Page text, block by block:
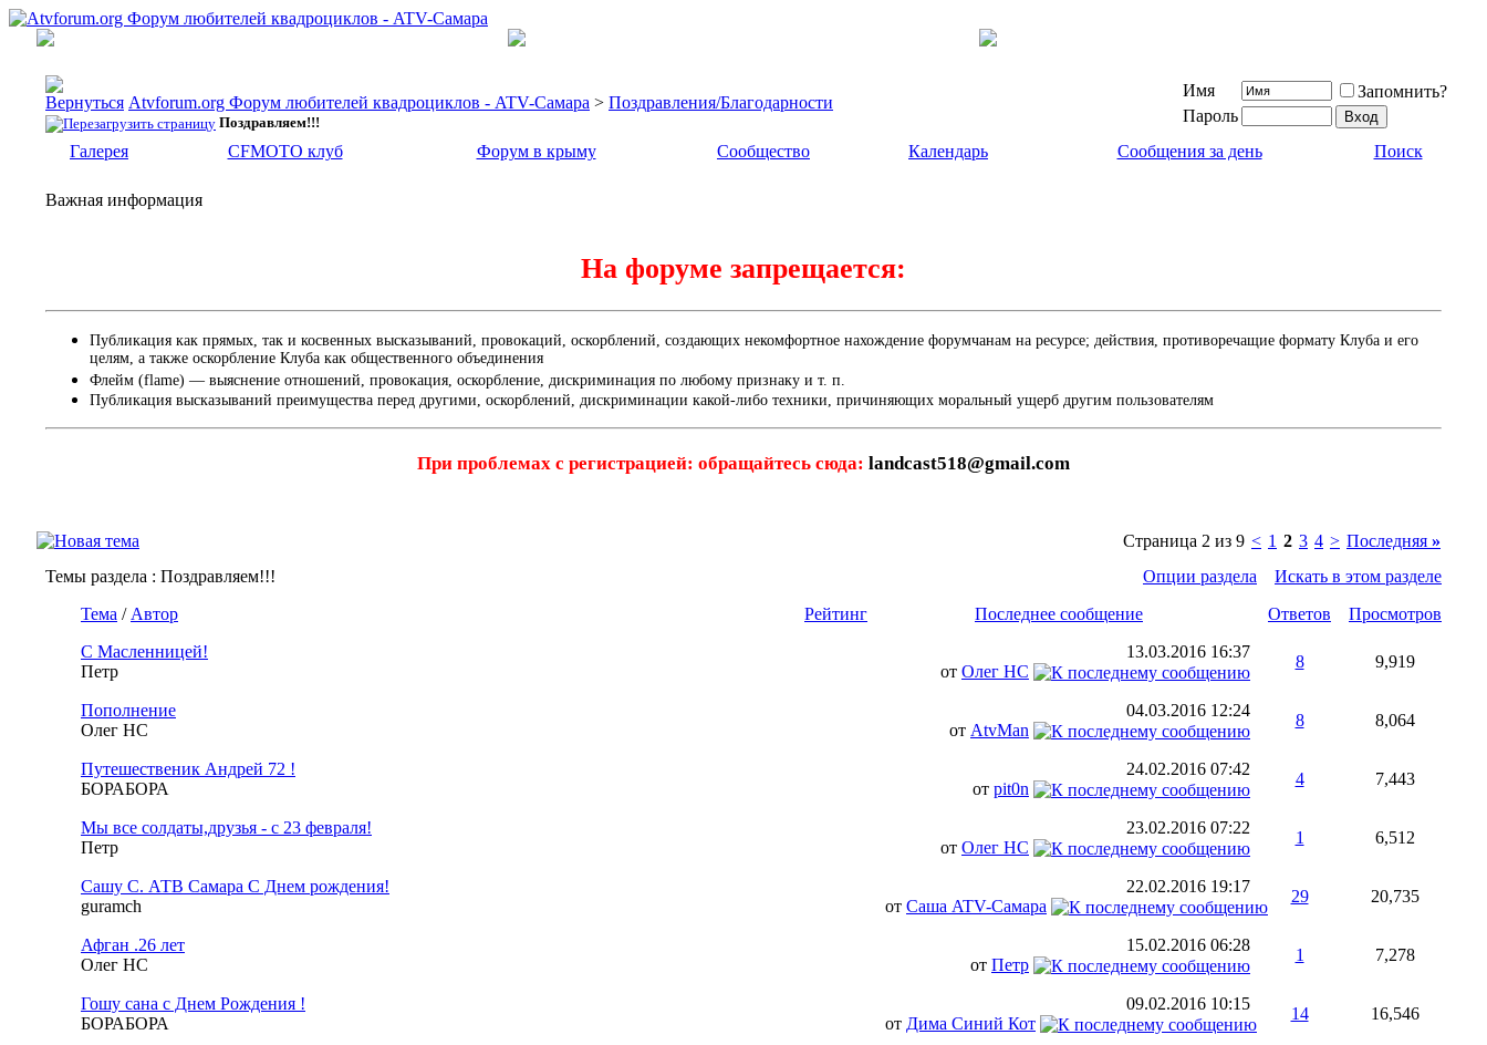
Atvforum.org Форум любителей квадроциклов - ATV-Самара > Поздравления/Благодарности
Поздравляем!!!
Имя
Запомнить?
Пароль
Галерея
CFMOTO клуб Форум в крыму Сообщество Календарь Сообщения за день Поиск
Важная информация
На форуме запрещается:
Публикация как прямых, так и косвенных высказываний, провокаций, оскорблений, создающих некомфортное нахождение форумчанам на ресурсе; действия, противоречащие формату Клуба и его
целям, а также оскорбление Клуба как общественного объединения
Флейм (flame) — выяснение отношений, провокация, оскорбление, дискриминация по любому признаку и т. п.
Публикация высказываний преимущества перед другими, оскорблений, дискриминации какой-либо техники, причиняющих моральный ущерб другим пользователям
При проблемах с регистрацией: обращайтесь сюда: landcast518@gmail.com
Страница 2 из 9 < 1 2 3 4 > Последняя »
Темы раздела : Поздравляем!!! Опции раздела
Искать в этом разделе
Рейтинг
Тема / Автор Последнее сообщение Ответов
Просмотров
С Масленницей!
Петр
13.03.2016 16:37
от Олег НС
8 9,919
Пополнение
Олег НС
04.03.2016 12:24
от AtvMan
8 8,064
Путешественик Андрей 72 !
БОРАБОРА
24.02.2016 07:42
от pit0n
4 7,443
Мы все солдаты,друзья - с 23 февраля!
Петр
23.02.2016 07:22
от Олег НС
1 6,512
Сашу С. АТВ Самара С Днем рождения!
guramch
22.02.2016 19:17
от Саша ATV-Самара
29 20,735
Афган .26 лет
Олег НС
15.02.2016 06:28
от Петр
1 7,278
Гошу сана с Днем Рождения !
БОРАБОРА
09.02.2016 10:15
от Дима Синий Кот
14 16,546